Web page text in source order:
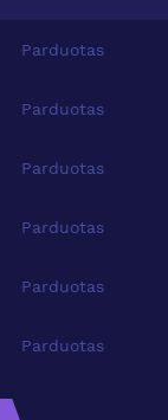
Parduotas
Parduotas
Parduotas
Parduotas
Parduotas
Parduotas